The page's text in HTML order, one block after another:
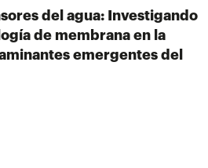
del agua: Investigando
de membrana en la
emergentes del